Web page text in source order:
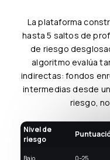
La plataforma construye un grafo de flujo de fondos
hasta 5 saltos de
de riesgo
algoritmo evalúa
indirectas: fondos
intermedias desde
riesgo,
Nivel de
riesgo
Bajo 0–25